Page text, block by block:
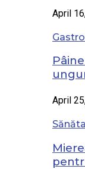
April
April